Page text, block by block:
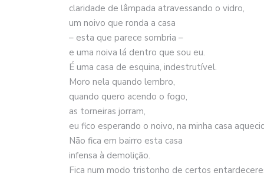
claridade de lâmpada atravessando o vidro,
um noivo que ronda a casa
– esta que parece sombria –
e uma noiva lá dentro que sou eu.
É uma casa de esquina, indestrutível.
Moro nela quando lembro,
quando quero acendo o fogo,
as torneiras jorram,
eu fico esperando o noivo, na minha casa
Não fica em bairro esta casa
infensa à demolição.
Fica num modo tristonho de certos